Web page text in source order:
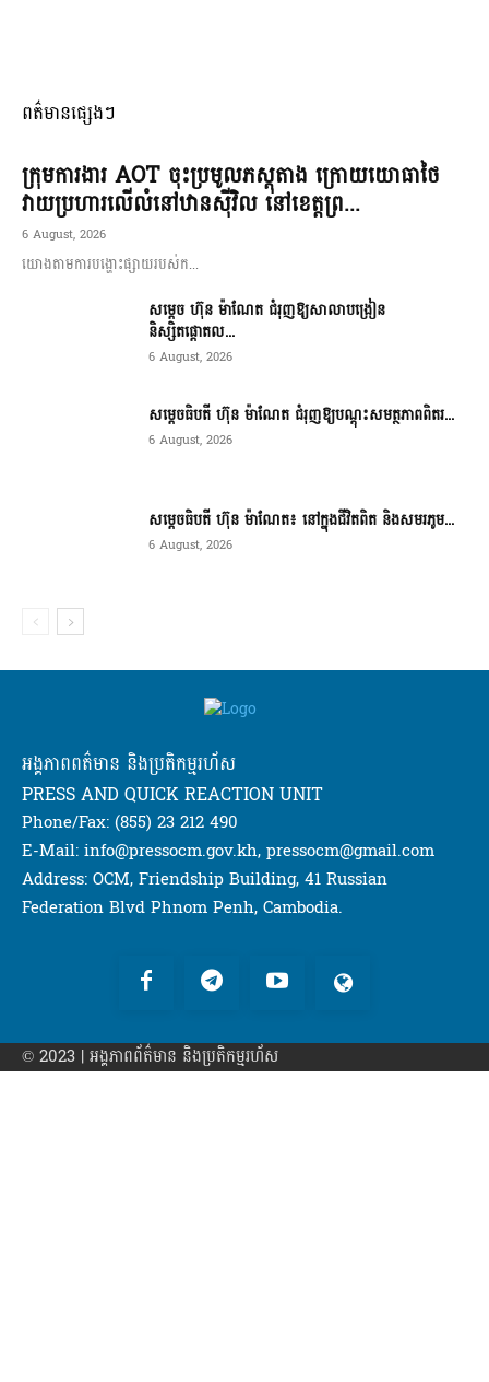
ពត៌មានផ្សេងៗ
ក្រុមការងារ AOT ចុះប្រមូលភស្តុតាង ក្រោយយោធាថៃ
វាយប្រហារលើលំនៅឋានស៊ីវិល នៅខេត្តព្រ...
6 August, 2026
យោងតាមការបង្ហោះផ្សាយរបស់ក...
សម្តេច ហ៊ុន ម៉ាណែត ជំរុញឱ្យសាលាបង្រៀន
និស្សិតផ្តោតល...
6 August, 2026
សម្តេចធិបតី ហ៊ុន ម៉ាណែត ជំរុញឱ្យបណ្តុះសមត្ថភាពពិតរ...
6 August, 2026
សម្តេចធិបតី ហ៊ុន ម៉ាណែត៖ នៅក្នុងជីវិតពិត និងសមរភូម...
6 August, 2026
អង្គភាពពត៌មាន និងប្រតិកម្មរហ័ស
PRESS AND QUICK REACTION UNIT
Phone/Fax: (855) 23 212 490
E-Mail: info@pressocm.gov.kh, pressocm@gmail.com
Address: OCM, Friendship Building, 41 Russian
Federation Blvd Phnom Penh, Cambodia.
© 2023 | អង្គភាព​ព័ត៌មាន​ និងប្រតិកម្មរហ័ស